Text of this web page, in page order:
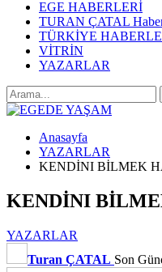
EGE HABERLERİ
TURAN ÇATAL
TÜRKİYE
VİTRİN
YAZARLAR
Anasayfa
YAZARLAR
KENDİNI BİLMEK
KENDİNI
YAZARLAR
Turan ÇATAL Son